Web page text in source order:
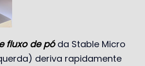
fluxo de póda Stable Micro
deriva rapidamente